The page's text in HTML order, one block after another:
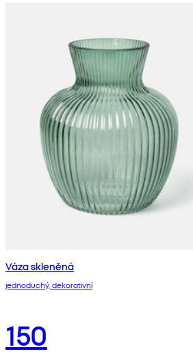
Váza skleněná
jednoduchý, dekorativní
150